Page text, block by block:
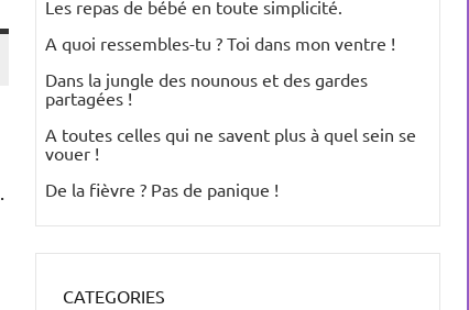
Les repas de bébé en toute simplicité.
A quoi ressembles-tu ? Toi dans mon ventre !
Dans la jungle des nounous et des gardes
partagées !
A toutes celles qui ne savent plus à quel sein se
vouer !
De la fièvre ? Pas de panique !
CATEGORIES